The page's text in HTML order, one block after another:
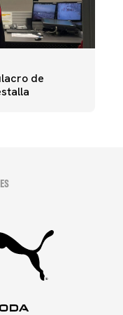
de